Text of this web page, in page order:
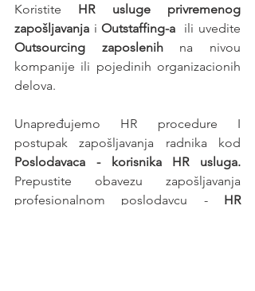
Koristite HR usluge privremenog
zapošljavanja i Outstaffing-a
Outsourcing zaposlenih na nivou
kompanije ili pojedinih organizacionih
delova.
Unapređujemo HR procedure I
Prepustite obavezu zapošljavanja
profesionalnom poslodavcu - HR